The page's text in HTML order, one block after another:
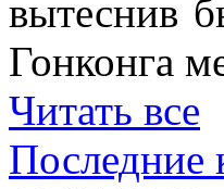
вытеснив
Гонконга
Читать все
Последние